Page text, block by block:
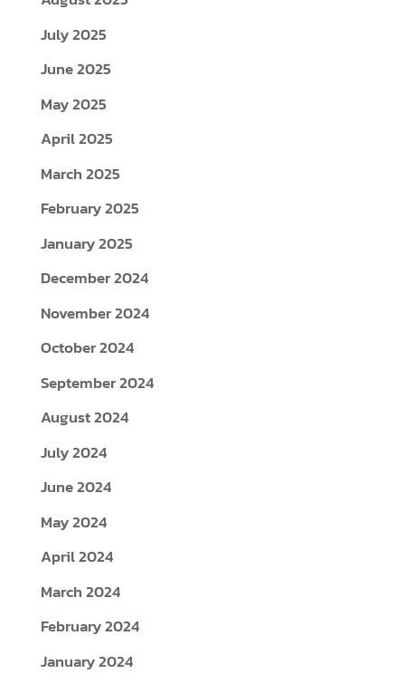
July 2025
June 2025
May 2025
April 2025
March 2025
February 2025
January 2025
December 2024
November 2024
October 2024
September 2024
August 2024
July 2024
June 2024
May 2024
April 2024
March 2024
February 2024
January 2024